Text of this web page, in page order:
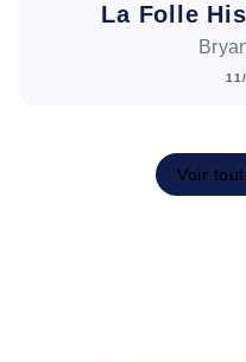
La Folle
Voir